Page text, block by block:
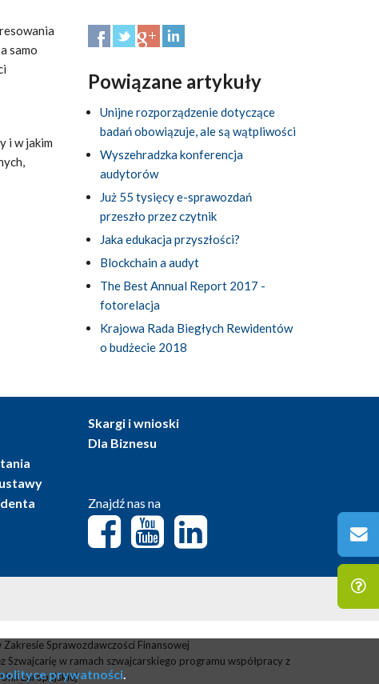
samo
i w jakim
Powiązane artykuły
Unijne rozporządzenie dotyczące
badań obowiązuje, ale są wątpliwości
Wyszehradzka konferencja
audytorów
Już 55 tysięcy e-sprawozdań
przeszło przez czytnik
Jaka edukacja przyszłości?
Blockchain a audyt
The Best Annual Report 2017 -
fotorelacja
Krajowa Rada Biegłych Rewidentów
o budżecie 2018
Skargi i wnioski
Dla Biznesu
Znajdź nas na
Sprawozdawczości Finansowej
Szwajcarię w ramach szwajcarskiego programu współpracy z
Europejskiejprywatności.